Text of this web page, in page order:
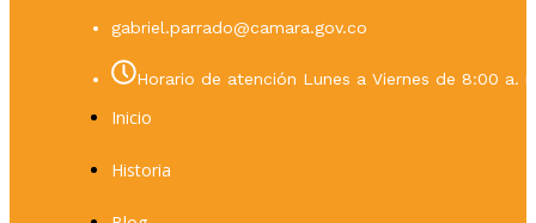
gabriel.parrado@camara.gov.co
Horario de atención Lunes a Viernes de 8:00 a.
Inicio
Historia